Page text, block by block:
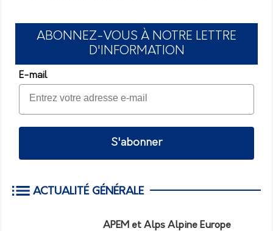
ABONNEZ-VOUS À NOTRE LETTRE
D'INFORMATION
E-mail
S'abonner
ACTUALITÉ GÉNÉRALE
APEM et Alps Alpine Europe